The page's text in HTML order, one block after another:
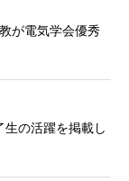
が電気学会優秀
の活躍を掲載し